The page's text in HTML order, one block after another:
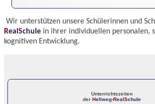
Wir unterstützen unsere Schülerinnen und
Real Schule in ihrer individuellen personalen,
kognitiven Entwicklung.
Unterrichtszeiten
der Hellweg-RealSchule